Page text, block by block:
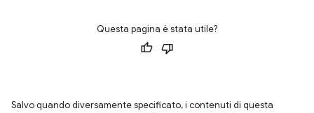
Questa pagina è stata utile?
Salvo quando diversamente specificato, i contenuti di questa